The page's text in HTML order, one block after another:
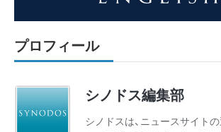
プロフィール
シノドス編集部
シノドスは、ニュースサイト